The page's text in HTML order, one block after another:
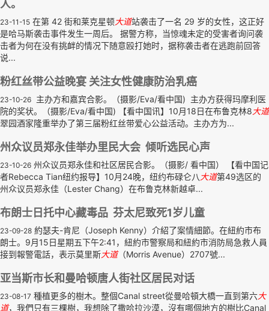
人。
23-11-15 在第 42 街和莱克星顿大道站袭击了一名 29 岁的女性，这正好
是哈马斯袭击事件发生一周后。 据警方称，当惊魂未定的受害者询问袭
击者为何在没有挑衅的情况下随意殴打她时，据称袭击者在逃跑前回答
说...
粉红丝带公益晚宴 关注女性健康防治乳癌
23-10-26 主办方和嘉宾合影。（摄影/Eva/看中国) 主办方获得玛摩利医
院的奖状。（摄影/Eva/看中国) 【看中国讯】10月18日在布鲁克林8大道
翠园酒家隆重举办了第三届粉红丝带爱心公益活动。主办方为...
州众议员郑永佳举办里民大会 倾听选民心声
23-10-26 州众议员郑永佳和社区居民合影。（摄影/ 看中国） 【看中国记
者Rebecca Tian纽约报导】10月24晚，纽约布碌仑八 大道第49选区的
州众议员郑永佳（Lester Chang）在布鲁克林新越卓...
布朗士日托中心藏毒品 芬太尼致死1岁儿童
23-09-28 約瑟夫-肯尼（Joseph Kenny）介紹了案情細節。在紐約市布
朗士。9月15日星期五下午2:41，紐約市警察局和紐約市消防局急救人員
接到報警電話，表示莫里斯大道（Morris Avenue）2707號...
亚当斯市长和曼哈顿唐人街社区居民对话
23-08-17 種植更多的樹木。整個Canal street從曼哈頓大橋一直到第六大
道，我們只有三棵樹，我想除了撒哈拉沙漠，沒有哪個地方的樹比Canal